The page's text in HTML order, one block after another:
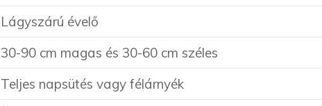
Lágyszárú évelő
30-90 cm magas és 30-60 cm széles
Teljes napsütés vagy félárnyék